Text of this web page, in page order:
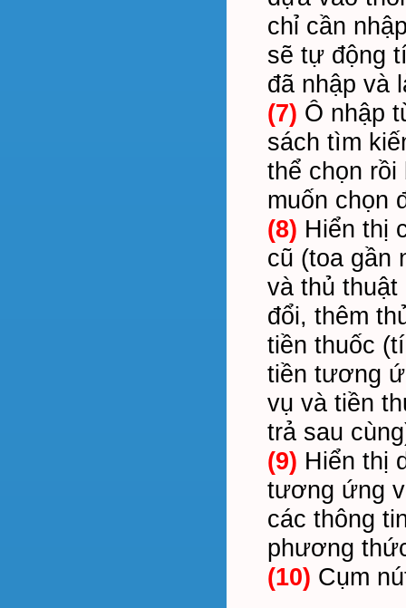
chỉ cần
sẽ tự động
đã nhập và
(7) Ô nhập
sách tìm
thể chọn rồi
muốn chọn
(8) Hiển thị
cũ (toa gần
và thủ thuật
đổi, thêm
tiền thuốc
tiền tương
vụ và tiền
trả sau
(9) Hiển thị
tương ứng
các thông
phương
(10) Cụm